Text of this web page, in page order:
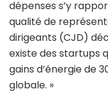
dépenses s’y
qualité de
dirigeants (CJD)
existe des startups
gains d’énergie de
globale. »